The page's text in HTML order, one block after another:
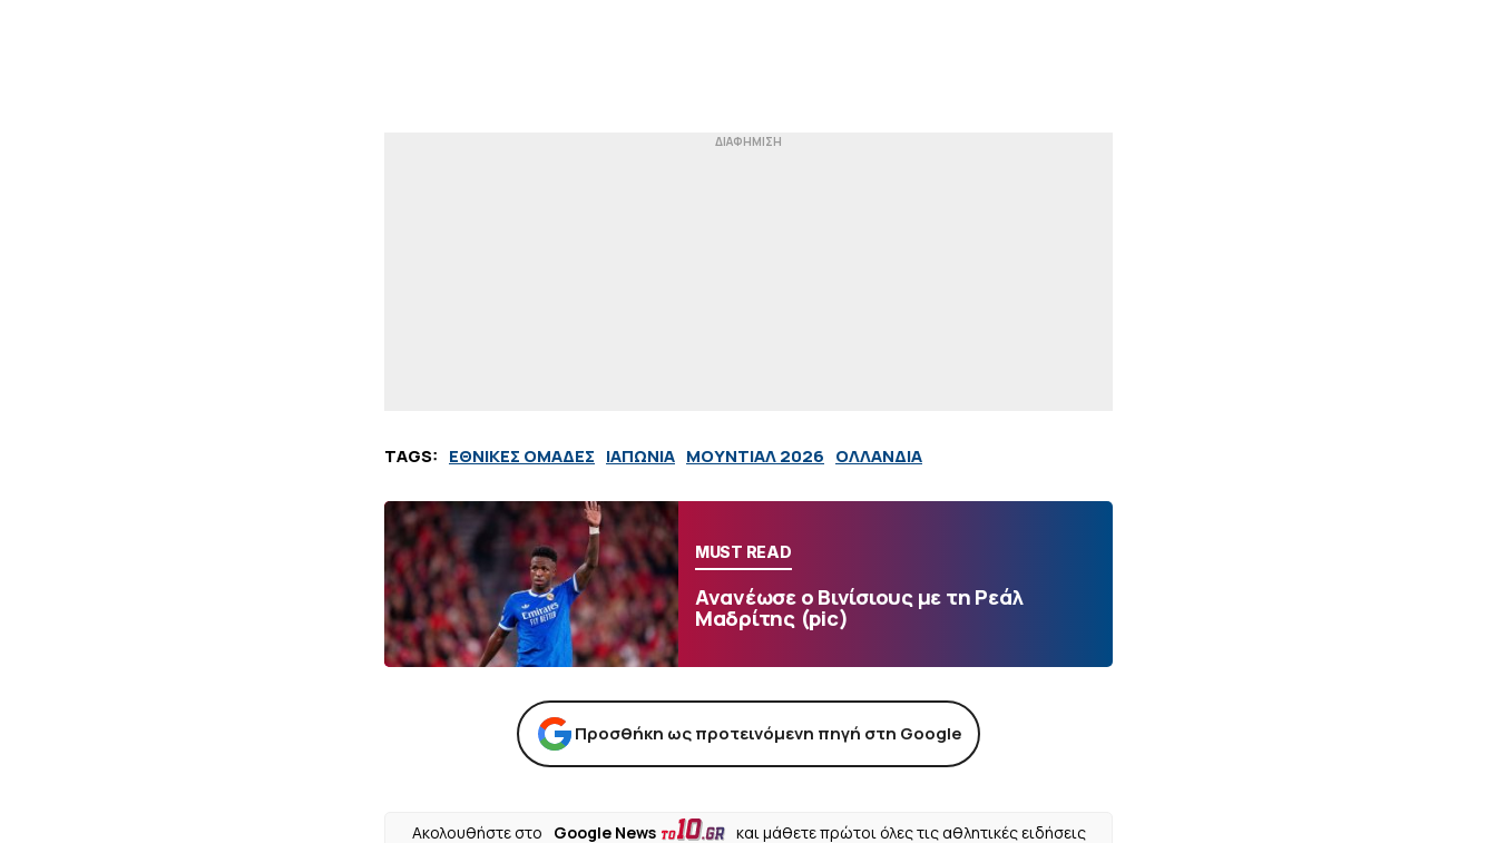
TAGS: ΕΘΝΙΚΕΣ ΟΜΑΔΕΣ ΙΑΠΩΝΙΑ ΜΟΥΝΤΙΑΛ 2026 ΟΛΛΑΝΔΙΑ
MUST READ
Ανανέωσε ο Βινίσιους με τη Ρεάλ
Μαδρίτης (pic)
Προσθήκη ως προτεινόμενη πηγή στη Google
Ακολουθήστε στο Google News και μάθετε πρώτοι όλες τις αθλητικές ειδήσεις